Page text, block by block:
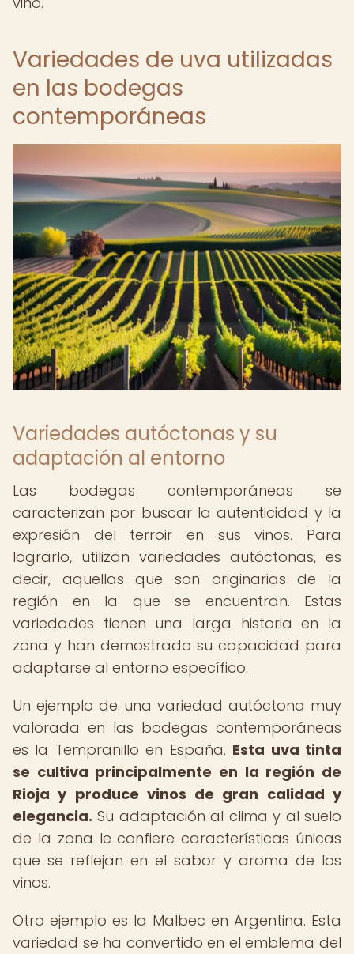
Variedades de uva utilizadas
en las bodegas
contemporáneas
Variedades autóctonas y su
adaptación al entorno
Las bodegas contemporáneas se
caracterizan por buscar la autenticidad y la
expresión del terroir en sus vinos. Para
lograrlo, utilizan variedades autóctonas, es
decir, aquellas que son originarias de la
región en la que se encuentran. Estas
variedades tienen una larga historia en la
zona y han demostrado su capacidad para
adaptarse al entorno específico.
Un ejemplo de una variedad autóctona muy
valorada en las bodegas contemporáneas
es la Tempranillo en España. Esta uva tinta
se cultiva principalmente en la región de
Rioja y produce vinos de gran calidad y
elegancia. Su adaptación al clima y al suelo
de la zona le confiere características únicas
que se reflejan en el sabor y aroma de los
vinos.
Otro ejemplo es la Malbec en Argentina. Esta
variedad se ha convertido en el emblema del